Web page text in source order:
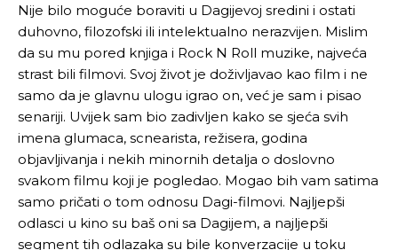
Nije bilo moguće boraviti u Dagijevoj sredini i ostati
duhovno, filozofski ili intelektualno nerazvijen. Mislim
da su mu pored knjiga i Rock N Roll muzike, najveća
strast bili filmovi. Svoj život je doživljavao kao film i ne
samo da je glavnu ulogu igrao on, već je sam i pisao
senariji. Uvijek sam bio zadivljen kako se sjeća svih
imena glumaca, scnearista, režisera, godina
objavljivanja i nekih minornih detalja o doslovno
svakom filmu koji je pogledao. Mogao bih vam satima
samo pričati o tom odnosu Dagi-filmovi. Najljepši
odlasci u kino su baš oni sa Dagijem, a najljepši
segment tih odlazaka su bile konverzacije u toku